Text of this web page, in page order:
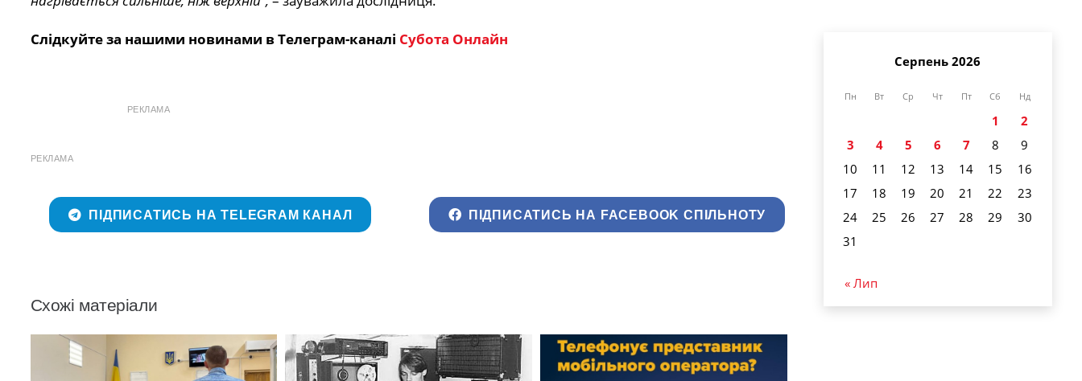
Слідкуйте за нашими новинами в Телеграм-каналі Субота Онлайн
РЕКЛАМА
РЕКЛАМА
ПІДПИСАТИСЬ НА TELEGRAM КАНАЛ ПІДПИСАТИСЬ НА FACEBOOK СПІЛЬНОТУ
Схожі матеріали
Серпень 2026
Пн Вт Ср Чт Пт Сб Нд
1
2
3
4 5 6 7 8
9
10
11 12 13 14 15
16
17
18 19 20 21 22
23
24
25 26 27 28 29
30
31
« Лип